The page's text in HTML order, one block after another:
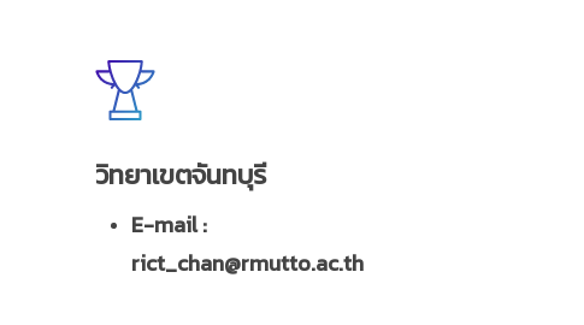
วิทยาเขตจันทบุรี
E-mail :
rict_chan@rmutto.ac.th